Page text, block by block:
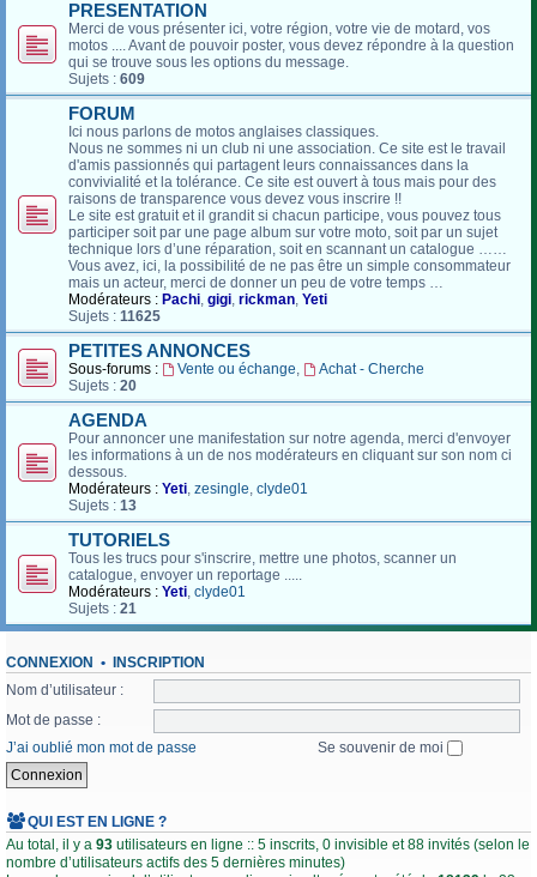
PRESENTATION
Merci de vous présenter ici, votre région, votre vie de motard, vos
motos .... Avant de pouvoir poster, vous devez répondre à la question
qui se trouve sous les options du message.
Sujets : 609
FORUM
Ici nous parlons de motos anglaises classiques.
Nous ne sommes ni un club ni une association. Ce site est le travail
d'amis passionnés qui partagent leurs connaissances dans la
convivialité et la tolérance. Ce site est ouvert à tous mais pour des
raisons de transparence vous devez vous inscrire !!
Le site est gratuit et il grandit si chacun participe, vous pouvez tous
participer soit par une page album sur votre moto, soit par un sujet
technique lors d’une réparation, soit en scannant un catalogue ……
Vous avez, ici, la possibilité de ne pas être un simple consommateur
mais un acteur, merci de donner un peu de votre temps …
Modérateurs : Pachi, gigi, rickman, Yeti
Sujets : 11625
PETITES ANNONCES
Sous-forums : Vente ou échange,
Achat - Cherche
Sujets : 20
AGENDA
Pour annoncer une manifestation sur notre agenda, merci d'envoyer
les informations à un de nos modérateurs en cliquant sur son nom ci
dessous.
Modérateurs : Yeti, zesingle, clyde01
Sujets : 13
TUTORIELS
Tous les trucs pour s'inscrire, mettre une photos, scanner un
catalogue, envoyer un reportage .....
Modérateurs : Yeti, clyde01
Sujets : 21
CONNEXION • INSCRIPTION
Nom d’utilisateur :
Mot de passe :
J’ai oublié mon mot de passe
Se souvenir de moi
QUI EST EN LIGNE ?
Au total, il y a 93 utilisateurs en ligne :: 5 inscrits, 0 invisible et 88 invités (selon le
nombre d’utilisateurs actifs des 5 dernières minutes)